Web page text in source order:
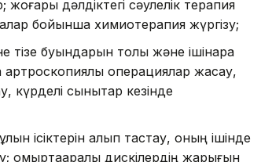
дәлдіктегі сәулелік терапия
бойынша химиотерапия жүргізу;
буындарын толық және ішінара
операциялар жасау,
күрделі сынықтар кезінде
ісіктерін алып тастау, оның ішінде
омыртқааралық дискілердің жарығын